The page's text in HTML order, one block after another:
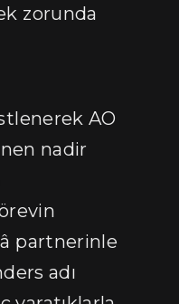
zorunda
AO
nadir
partnerinle
adı